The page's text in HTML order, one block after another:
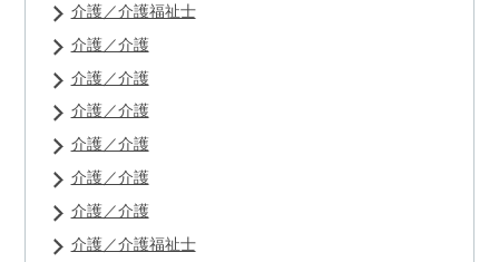
介護／介護福祉士
介護／介護
介護／介護
介護／介護
介護／介護
介護／介護
介護／介護
介護／介護福祉士